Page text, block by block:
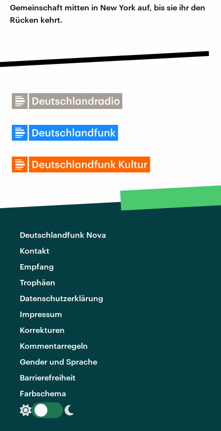
Gemeinschaft mitten in New York auf, bis sie ihr den
Rücken kehrt.
Deutschlandfunk Nova
Kontakt
Empfang
Trophäen
Datenschutzerklärung
Impressum
Korrekturen
Kommentarregeln
Gender und Sprache
Barrierefreiheit
Farbschema